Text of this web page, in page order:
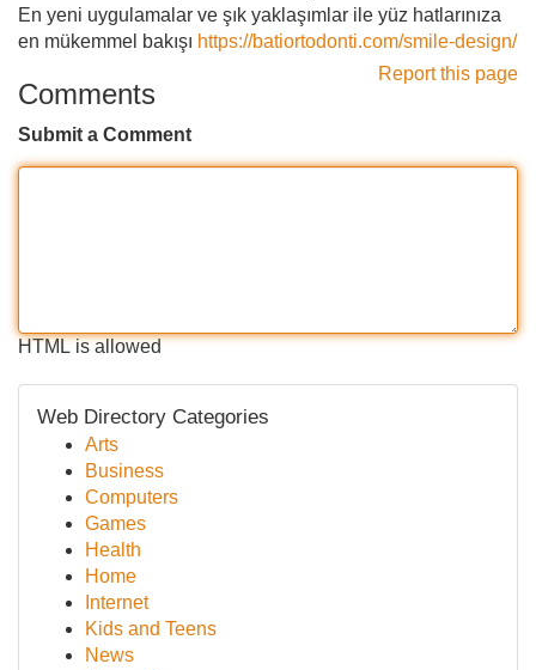
En yeni uygulamalar ve şık yaklaşımlar ile yüz hatlarınıza
en mükemmel bakışı https://batiortodonti.com/smile-design/
Report this page
Comments
Submit a Comment
HTML is allowed
Web Directory Categories
Arts
Business
Computers
Games
Health
Home
Internet
Kids and Teens
News